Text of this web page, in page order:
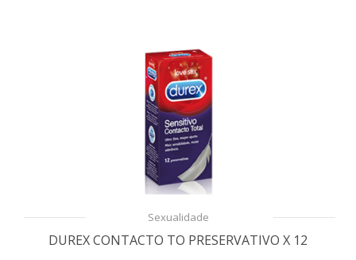
Sexualidade
DUREX CONTACTO TO PRESERVATIVO X 12